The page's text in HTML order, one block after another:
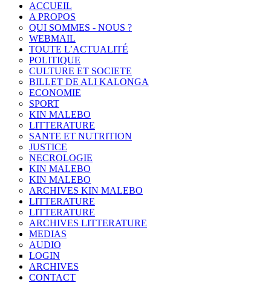
ACCUEIL
A PROPOS
QUI SOMMES - NOUS ?
WEBMAIL
TOUTE L’ACTUALITÉ
POLITIQUE
CULTURE ET SOCIETE
BILLET DE ALI KALONGA
ECONOMIE
SPORT
KIN MALEBO
LITTERATURE
SANTE ET NUTRITION
JUSTICE
NECROLOGIE
KIN MALEBO
KIN MALEBO
ARCHIVES KIN MALEBO
LITTERATURE
LITTERATURE
ARCHIVES LITTERATURE
MEDIAS
AUDIO
LOGIN
ARCHIVES
CONTACT